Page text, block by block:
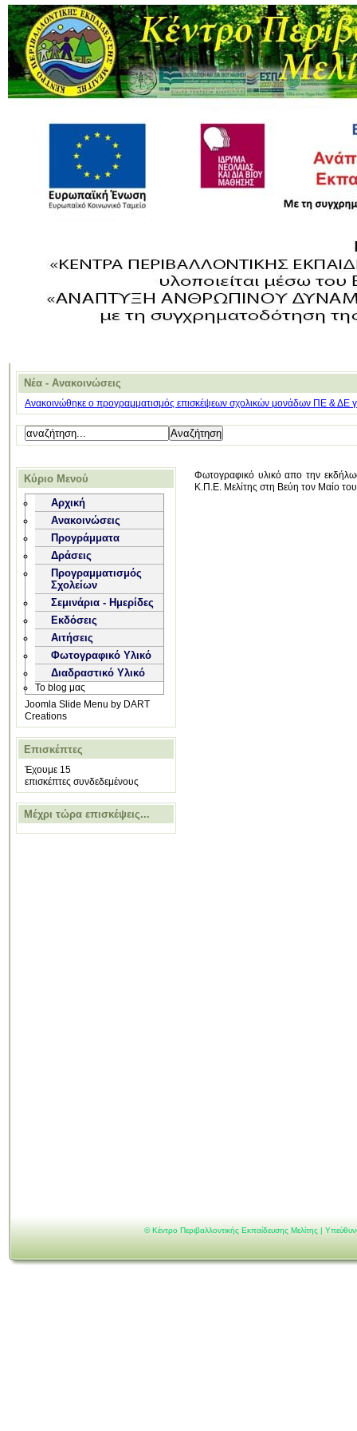
Νέα - Ανακοινώσεις
Ανακοινώθηκε ο προγραμματισμός επισκέψεων σχολικών μονάδων ΠΕ & ΔΕ
Κύριο Μενού
Αρχική
Ανακοινώσεις
Προγράμματα
Δράσεις
Προγραμματισμός
Σχολείων
Σεμινάρια - Ημερίδες
Εκδόσεις
Αιτήσεις
Φωτογραφικό Υλικό
Διαδραστικό Υλικό
Το blog μας
Joomla Slide Menu by DART
Creations
Επισκέπτες
Έχουμε 15
επισκέπτες συνδεδεμένους
Μέχρι τώρα επισκέψεις...
Φωτογραφικό υλικό απο την
Κ.Π.Ε. Μελίτης στη Βεύη τον Μαίο
© Κέντρο Περιβαλλοντικής Εκπαίδευσης Μελίτης |